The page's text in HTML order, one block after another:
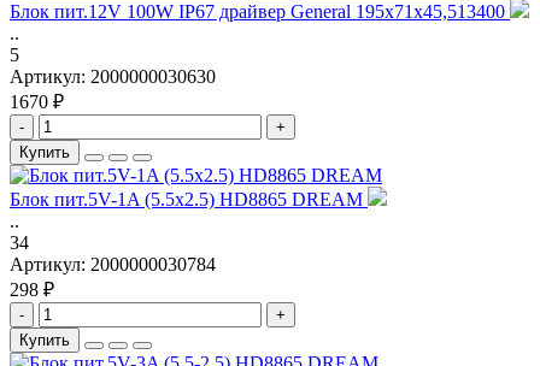
Блок пит.12V 100W IP67 драйвер General 195х71х45,513400
..
5
Артикул: 2000000030630
1670 ₽
-
+
Купить
Блок пит.5V-1A (5.5x2.5) HD8865 DREAM
..
34
Артикул: 2000000030784
298 ₽
-
+
Купить